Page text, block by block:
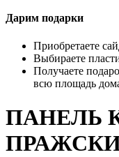
Дарим подарки
Приобретаете
Выбираете
Получаете
всю площадь
ПАНЕЛЬ